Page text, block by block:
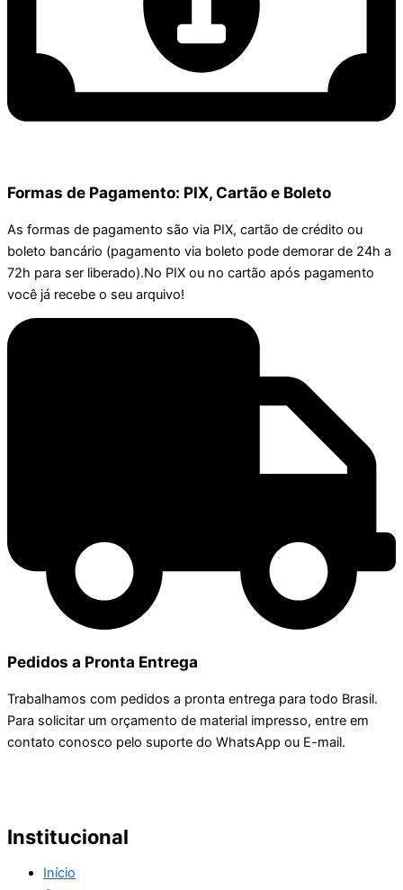
Formas de Pagamento: PIX, Cartão e Boleto
As formas de pagamento são via PIX, cartão de crédito ou
boleto bancário (pagamento via boleto pode demorar de 24h a
72h para ser liberado).No PIX ou no cartão após pagamento
você já recebe o seu arquivo!
Pedidos a Pronta Entrega
Trabalhamos com pedidos a pronta entrega para todo Brasil.
Para solicitar um orçamento de material impresso, entre em
contato conosco pelo suporte do WhatsApp ou E-mail.
Institucional
Início